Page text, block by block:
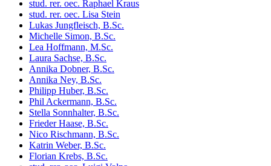
stud. rer. oec. Raphael Kraus
stud. rer. oec. Lisa Stein
Lukas Jungfleisch, B.Sc.
Michelle Simon, B.Sc.
Lea Hoffmann, M.Sc.
Laura Sachse, B.Sc.
Annika Dobner, B.Sc.
Annika Ney, B.Sc.
Philipp Huber, B.Sc.
Phil Ackermann, B.Sc.
Stella Sonnhalter, B.Sc.
Frieder Haase, B.Sc.
Nico Rischmann, B.Sc.
Katrin Weber, B.Sc.
Florian Krebs, B.Sc.